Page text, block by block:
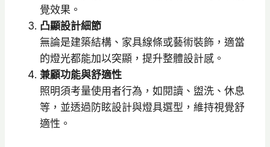
覺效果。
凸顯設計細節
無論是建築結構、家具線條或藝術裝飾，適當
的燈光都能加以突顯，提升整體設計感。
兼顧功能與舒適性
照明須考量使用者行為，如閱讀、盥洗、休息
等，並透過防眩設計與燈具選型，維持視覺舒
適性。